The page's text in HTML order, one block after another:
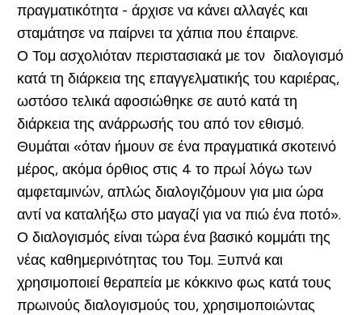
πραγματικότητα - άρχισε να κάνει αλλαγές και
σταμάτησε να παίρνει τα χάπια που έπαιρνε.
Ο Τομ ασχολιόταν περιστασιακά με τον διαλογισμό
κατά τη διάρκεια της επαγγελματικής του καριέρας,
ωστόσο τελικά αφοσιώθηκε σε αυτό κατά τη
διάρκεια της ανάρρωσής του από τον εθισμό.
Θυμάται «όταν ήμουν σε ένα πραγματικά σκοτεινό
μέρος, ακόμα όρθιος στις 4 το πρωί λόγω των
αμφεταμινών, απλώς διαλογιζόμουν για μια ώρα
αντί να καταλήξω στο μαγαζί για να πιώ ένα ποτό».
Ο διαλογισμός είναι τώρα ένα βασικό κομμάτι της
νέας καθημερινότητας του Τομ. Ξυπνά και
χρησιμοποιεί θεραπεία με κόκκινο φως κατά τους
πρωινούς διαλογισμούς του, χρησιμοποιώντας